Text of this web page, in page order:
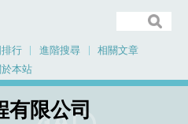
行 進階搜尋
相關文章
於本站
有限公司